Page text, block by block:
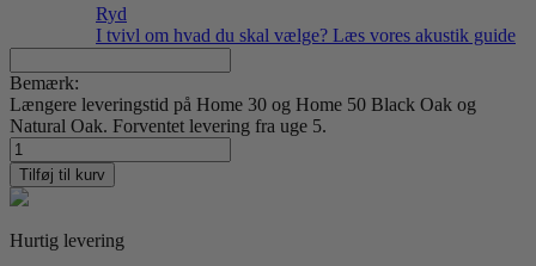
Ryd
I tvivl om hvad du skal vælge? Læs vores akustik guide
Bemærk:
Længere leveringstid på Home 30 og Home 50 Black Oak og
Natural Oak. Forventet levering fra uge 5.
New
York
23
antal
Tilføj til kurv
Hurtig levering